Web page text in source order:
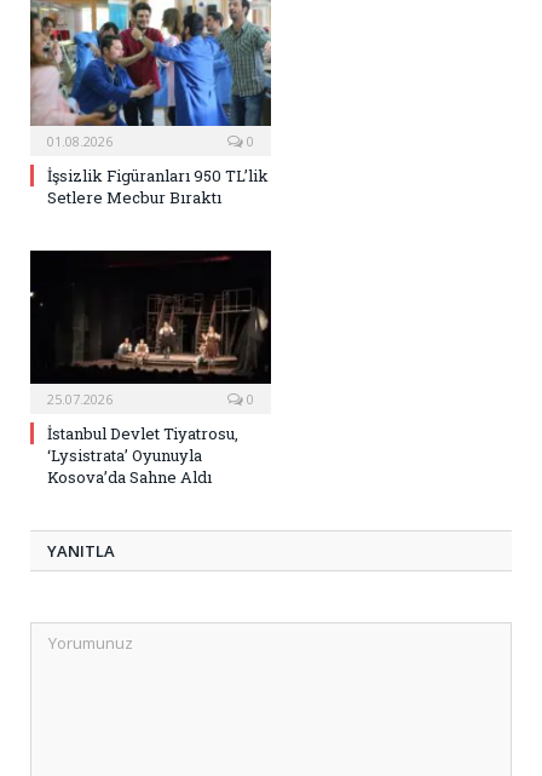
01.08.2026 0
İşsizlik Figüranları 950 TL’lik
Setlere Mecbur Bıraktı
25.07.2026 0
İstanbul Devlet Tiyatrosu,
‘Lysistrata’ Oyunuyla
Kosova’da Sahne Aldı
YANITLA